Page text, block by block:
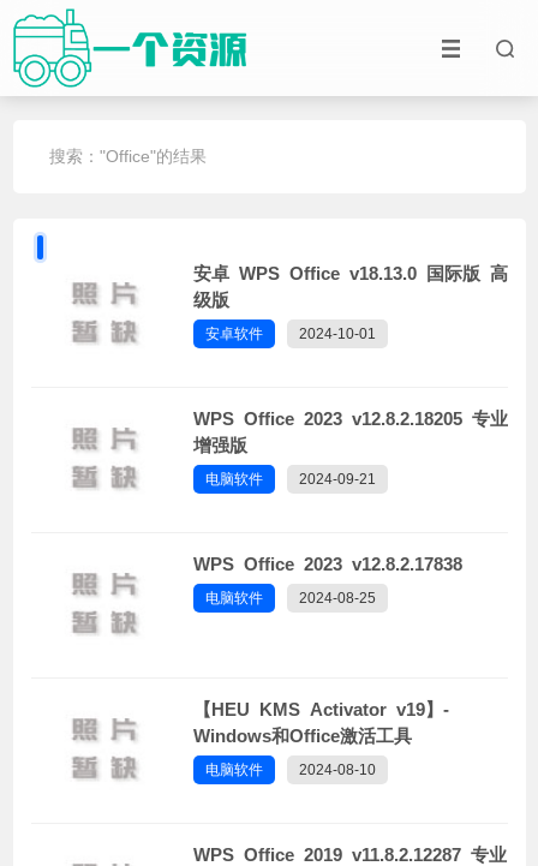
搜索："Office"的结果
安卓 WPS Office v18.13.0 国际版 高
级版
安卓软件 2024-10-01
WPS Office 2023 v12.8.2.18205 专业
增强版
电脑软件 2024-09-21
WPS Office 2023 v12.8.2.17838
电脑软件 2024-08-25
【HEU KMS Activator v19】-
Windows和Office激活工具
电脑软件 2024-08-10
WPS Office 2019 v11.8.2.12287 专业